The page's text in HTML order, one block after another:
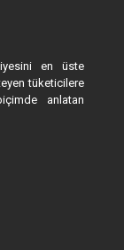
en üste
tüketicilere
anlatan